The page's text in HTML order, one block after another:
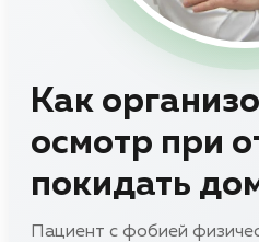
Как
осмотр при
покидать
Пациент с фобией